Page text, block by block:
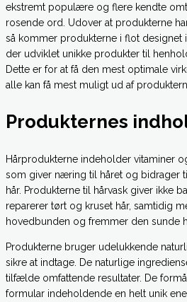
ekstremt populære og flere kendte
rosende ord. Udover at produkterne
så kommer produkterne i flot designet
der udviklet unikke produkter til
Dette er for at få den mest optimale
alle kan få mest muligt ud af
Produkternes
Hårprodukterne indeholder vitaminer
som giver næring til håret og bidrager
hår. Produkterne til hårvask giver ikke
reparerer tørt og kruset hår, samtidig
hovedbunden og fremmer den sunde
Produkterne bruger udelukkende
sikre at indtage. De naturlige
tilfælde omfattende resultater. De
formular indeholdende en helt unik